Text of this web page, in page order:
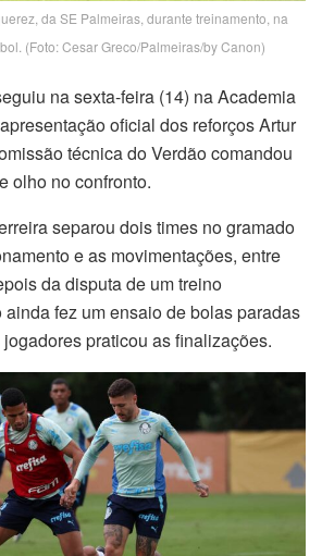
da SE Palmeiras, durante treinamento, na
(Foto: Cesar Greco/Palmeiras/by Canon)
na sexta-feira (14) na Academia
oficial dos reforços Artur
técnica do Verdão comandou
olho no confronto.
separou dois times no gramado
e as movimentações, entre
da disputa de um treino
ainda fez um ensaio de bolas paradas
praticou as finalizações.